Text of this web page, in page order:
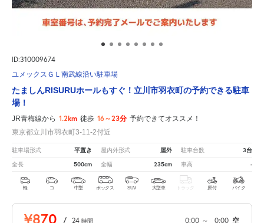
ID:310009674
ユメックスＧＬ南武線沿い駐車場
たましんRISURUホールもすぐ！立川市羽衣町の予約できる駐車
場！
JR青梅線から 1.2km 徒歩 16～23分 予約できてオススメ！
東京都立川市羽衣町3-11-2付近
駐車場形式 平置き 屋内外形式 屋外 駐車台数 3台
全長 500cm 全幅 235cm 車高 -
軽 コ 中型 ボックス SUV 大型車 トラック 原付 バイク
¥870 / 24 時間 0:00 ～ 0:00 空